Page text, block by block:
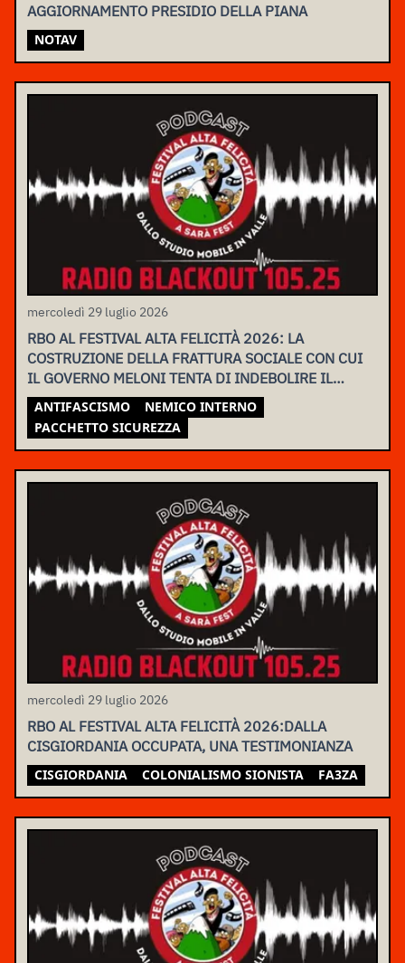
AGGIORNAMENTO PRESIDIO DELLA PIANA
NOTAV
mercoledì 29 luglio 2026
RBO AL FESTIVAL ALTA FELICITÀ 2026: LA
COSTRUZIONE DELLA FRATTURA SOCIALE CON CUI
IL GOVERNO MELONI TENTA DI INDEBOLIRE IL
MOVIMENTO
ANTIFASCISMO
NEMICO INTERNO
PACCHETTO SICUREZZA
mercoledì 29 luglio 2026
RBO AL FESTIVAL ALTA FELICITÀ 2026:DALLA
CISGIORDANIA OCCUPATA, UNA TESTIMONIANZA
CISGIORDANIA COLONIALISMO SIONISTA FA3ZA